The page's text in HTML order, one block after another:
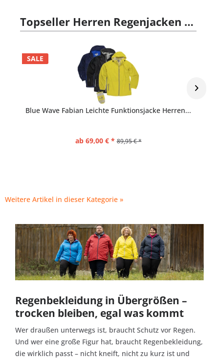
Topseller Herren Regenjacken & -hosen
SALE
Blue Wave Fabian Leichte Funktionsjacke Herren...
ab 69,00 € * 89,95 € *
Weitere Artikel in dieser Kategorie »
Regenbekleidung in Übergrößen –
trocken bleiben, egal was kommt
Wer draußen unterwegs ist, braucht Schutz vor Regen.
Und wer eine große Figur hat, braucht Regenbekleidung,
die wirklich passt – nicht kneift, nicht zu kurz ist und